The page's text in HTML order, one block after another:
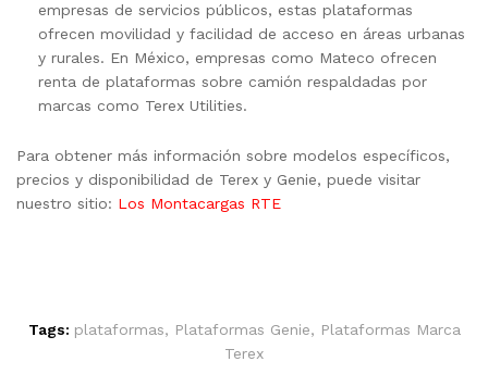
empresas de servicios públicos, estas plataformas
ofrecen movilidad y facilidad de acceso en áreas urbanas
y rurales. En México, empresas como Mateco ofrecen
renta de plataformas sobre camión respaldadas por
marcas como Terex Utilities.
Para obtener más información sobre modelos específicos,
precios y disponibilidad de Terex y Genie, puede visitar
nuestro sitio: Los Montacargas RTE
Tags: plataformas, Plataformas Genie, Plataformas Marca
Terex